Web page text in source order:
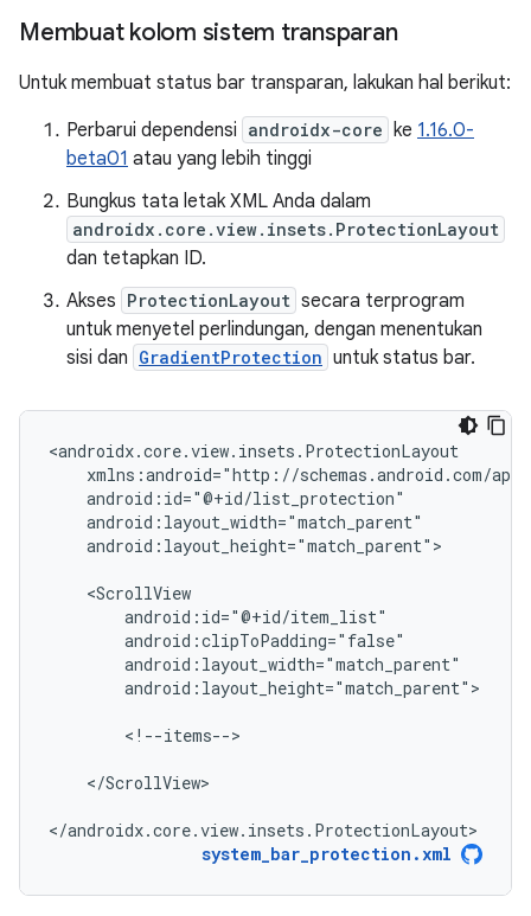
Membuat kolom sistem transparan
Untuk membuat status bar transparan, lakukan hal berikut:
Perbarui dependensi androidx-core ke 1.16.0-
beta01 atau yang lebih tinggi
Bungkus tata letak XML Anda dalam
androidx.core.view.insets.ProtectionLayout
dan tetapkan ID.
Akses ProtectionLayout secara terprogram
untuk menyetel perlindungan, dengan menentukan
sisi dan GradientProtection untuk status bar.
android:layout_height="match_parent">
android:layout_height="match_parent">
<!--items-->
</ScrollView>
</androidx.core.view.insets.ProtectionLayout>
system_bar_protection.xml